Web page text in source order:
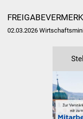
FREIGABEVERMERK
02.03.2026